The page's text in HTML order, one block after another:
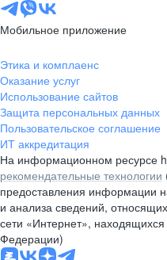
Мобильное приложение
Этика и комплаенс
Оказание услуг
Использование сайтов
Защита персональных данных
Пользовательское соглашение
ИТ аккредитация
На информационном ресурсе
рекомендательные технологии
предоставления информации
и анализа сведений,
сети «Интернет»,
Федерации)